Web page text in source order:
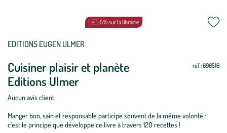
-5% sur la librairie
EDITIONS EUGEN ULMER
Cuisiner plaisir et planète
Editions Ulmer
réf : 696516
Aucun avis client
Manger bon, sain et responsable participe souvent de la même volonté :
c’est le principe que développe ce livre à travers 120 recettes !
Mettre
jour
Mettre
jour